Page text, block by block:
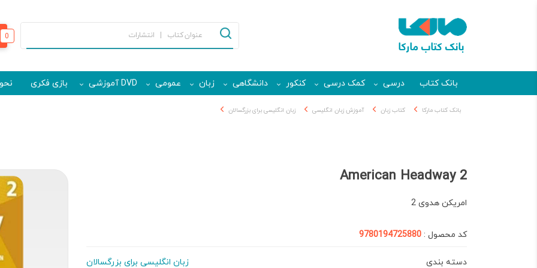
0
بانک کتاب درسی کمک درسی کنکور دانشگاهی زبان عمومی DVD آموزشی بازی فکری
بانک کتاب مارکا کتاب زبان آموزش زبان انگلیسی زبان انگلیسی برای بزرگسالان
American Headway 2
امریکن هدوی 2
کد محصول : 9780194725880
دسته بندی زبان انگلیسی برای بزرگسالان